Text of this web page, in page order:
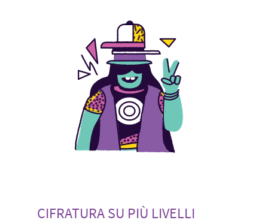
CIFRATURA SU PIÙ LIVELLI